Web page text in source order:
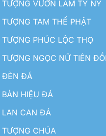
TƯỢNG VƯỜN LÂM TỲ NY
TƯỢNG TAM THẾ PHẬT
TƯỢNG PHÚC LỘC THỌ
TƯỢNG NGỌC NỮ TIÊN
ĐÈN ĐÁ
BẢN HIỆU ĐÁ
LAN CAN ĐÁ
TƯỢNG CHÚA